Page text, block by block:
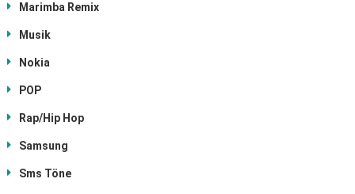
Marimba Remix
Musik
Nokia
POP
Rap/Hip Hop
Samsung
Sms Töne